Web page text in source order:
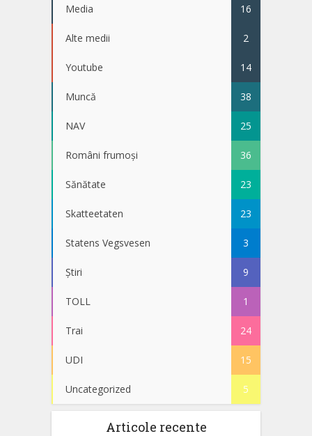
Media 16
Alte medii 2
Youtube 14
Muncă 38
NAV 25
Români frumoși 36
Sănătate 23
Skatteetaten 23
Statens Vegsvesen 3
Știri 9
TOLL 1
Trai 24
UDI 15
Uncategorized 5
Articole recente